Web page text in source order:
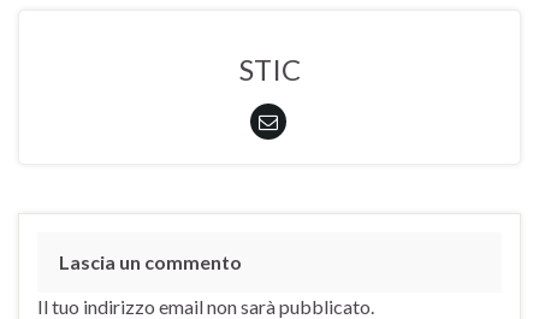
STIC
Lascia un commento
Il tuo indirizzo email non sarà pubblicato.